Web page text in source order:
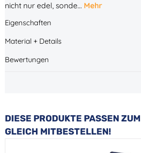
nicht nur edel, sonde… Mehr
Eigenschaften
Material + Details
Bewertungen
Produktgalerie überspringen
DIESE PRODUKTE PASSEN
GLEICH MITBESTELLEN!